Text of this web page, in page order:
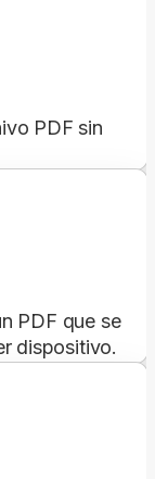
PDF sin
PDF que se
dispositivo.